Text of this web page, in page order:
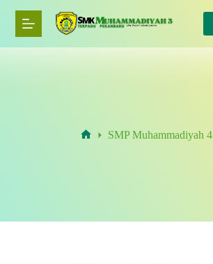
content
SMP Muhammadiyah 4